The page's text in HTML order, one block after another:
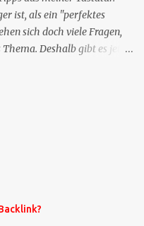
ist, als ein "perfektes
sich doch viele Fragen,
Thema. Deshalb gibt es jetzt
Die Startsequenz ist 16